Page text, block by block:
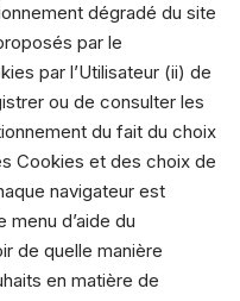
dégradé du site
par le
par l’Utilisateur (ii) de
ou de consulter les
du fait du choix
Cookies et des choix de
navigateur est
d’aide du
de quelle manière
en matière de